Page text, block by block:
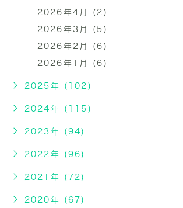
2026年4月 (2)
2026年3月 (5)
2026年2月 (6)
2026年1月 (6)
2025年 (102)
2024年 (115)
2023年 (94)
2022年 (96)
2021年 (72)
2020年 (67)